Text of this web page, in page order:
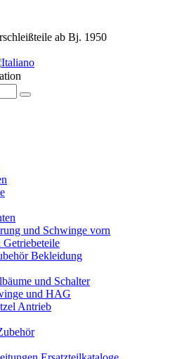
ab Bj. 1950
und Schwinge vorn
Getriebeteile
Bekleidung
und Schalter
und HAG
Antrieb